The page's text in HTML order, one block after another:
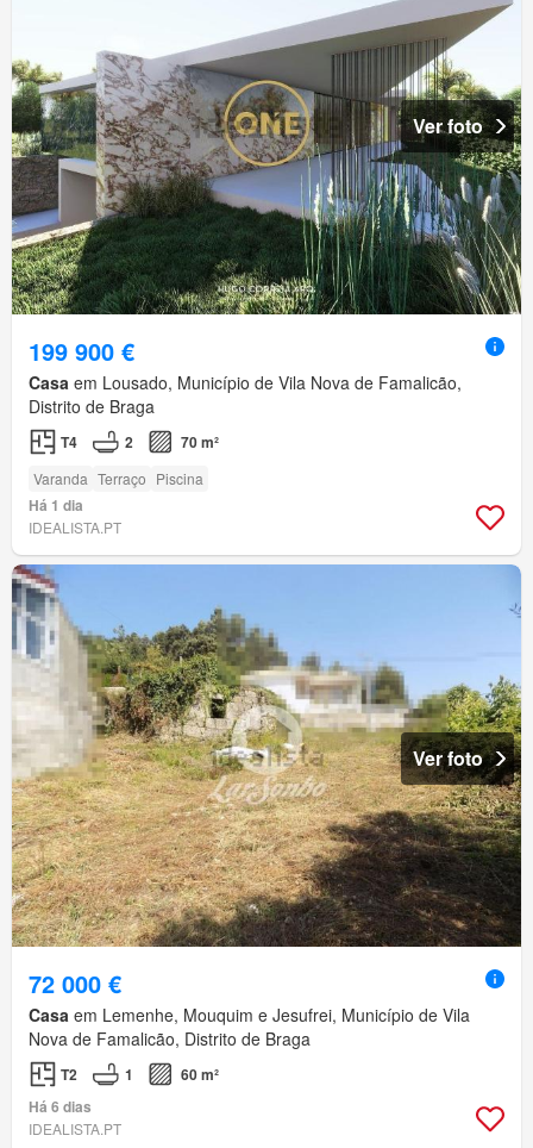
Ver foto
199 900 €
Casa em Lousado, Município de Vila Nova de Famalicão,
Distrito de Braga
T4 2 70 m²
Varanda Terraço Piscina
Há 1 dia
IDEALISTA.PT
Ver foto
72 000 €
Casa em Lemenhe, Mouquim e Jesufrei, Município de Vila
Nova de Famalicão, Distrito de Braga
T2 1
60 m²
Há 6 dias
IDEALISTA.PT